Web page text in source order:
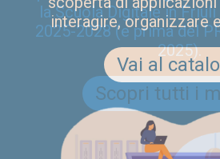
interagire, organizzare
Vai al
la Scuola Digitale in
2025-2028 (e prima del
2025).
Scopri tutti i